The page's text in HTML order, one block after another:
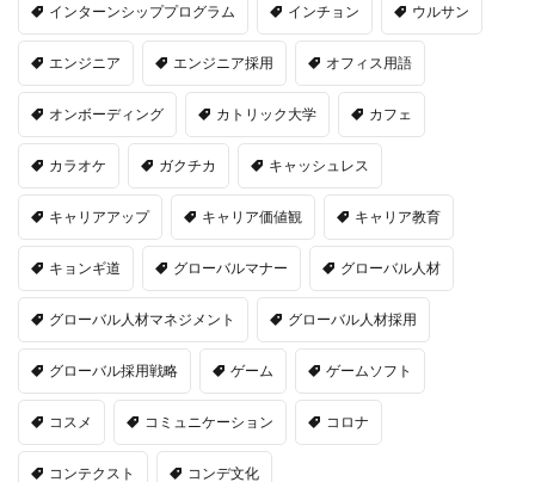
インターンシッププログラム インチョン ウルサン
エンジニア エンジニア採用 オフィス用語
オンボーディング カトリック大学 カフェ
カラオケ ガクチカ キャッシュレス
キャリアアップ キャリア価値観 キャリア教育
キョンギ道 グローバルマナー グローバル人材
グローバル人材マネジメント グローバル人材採用
グローバル採用戦略 ゲーム ゲームソフト
コスメ コミュニケーション コロナ
コンテクスト コンデ文化